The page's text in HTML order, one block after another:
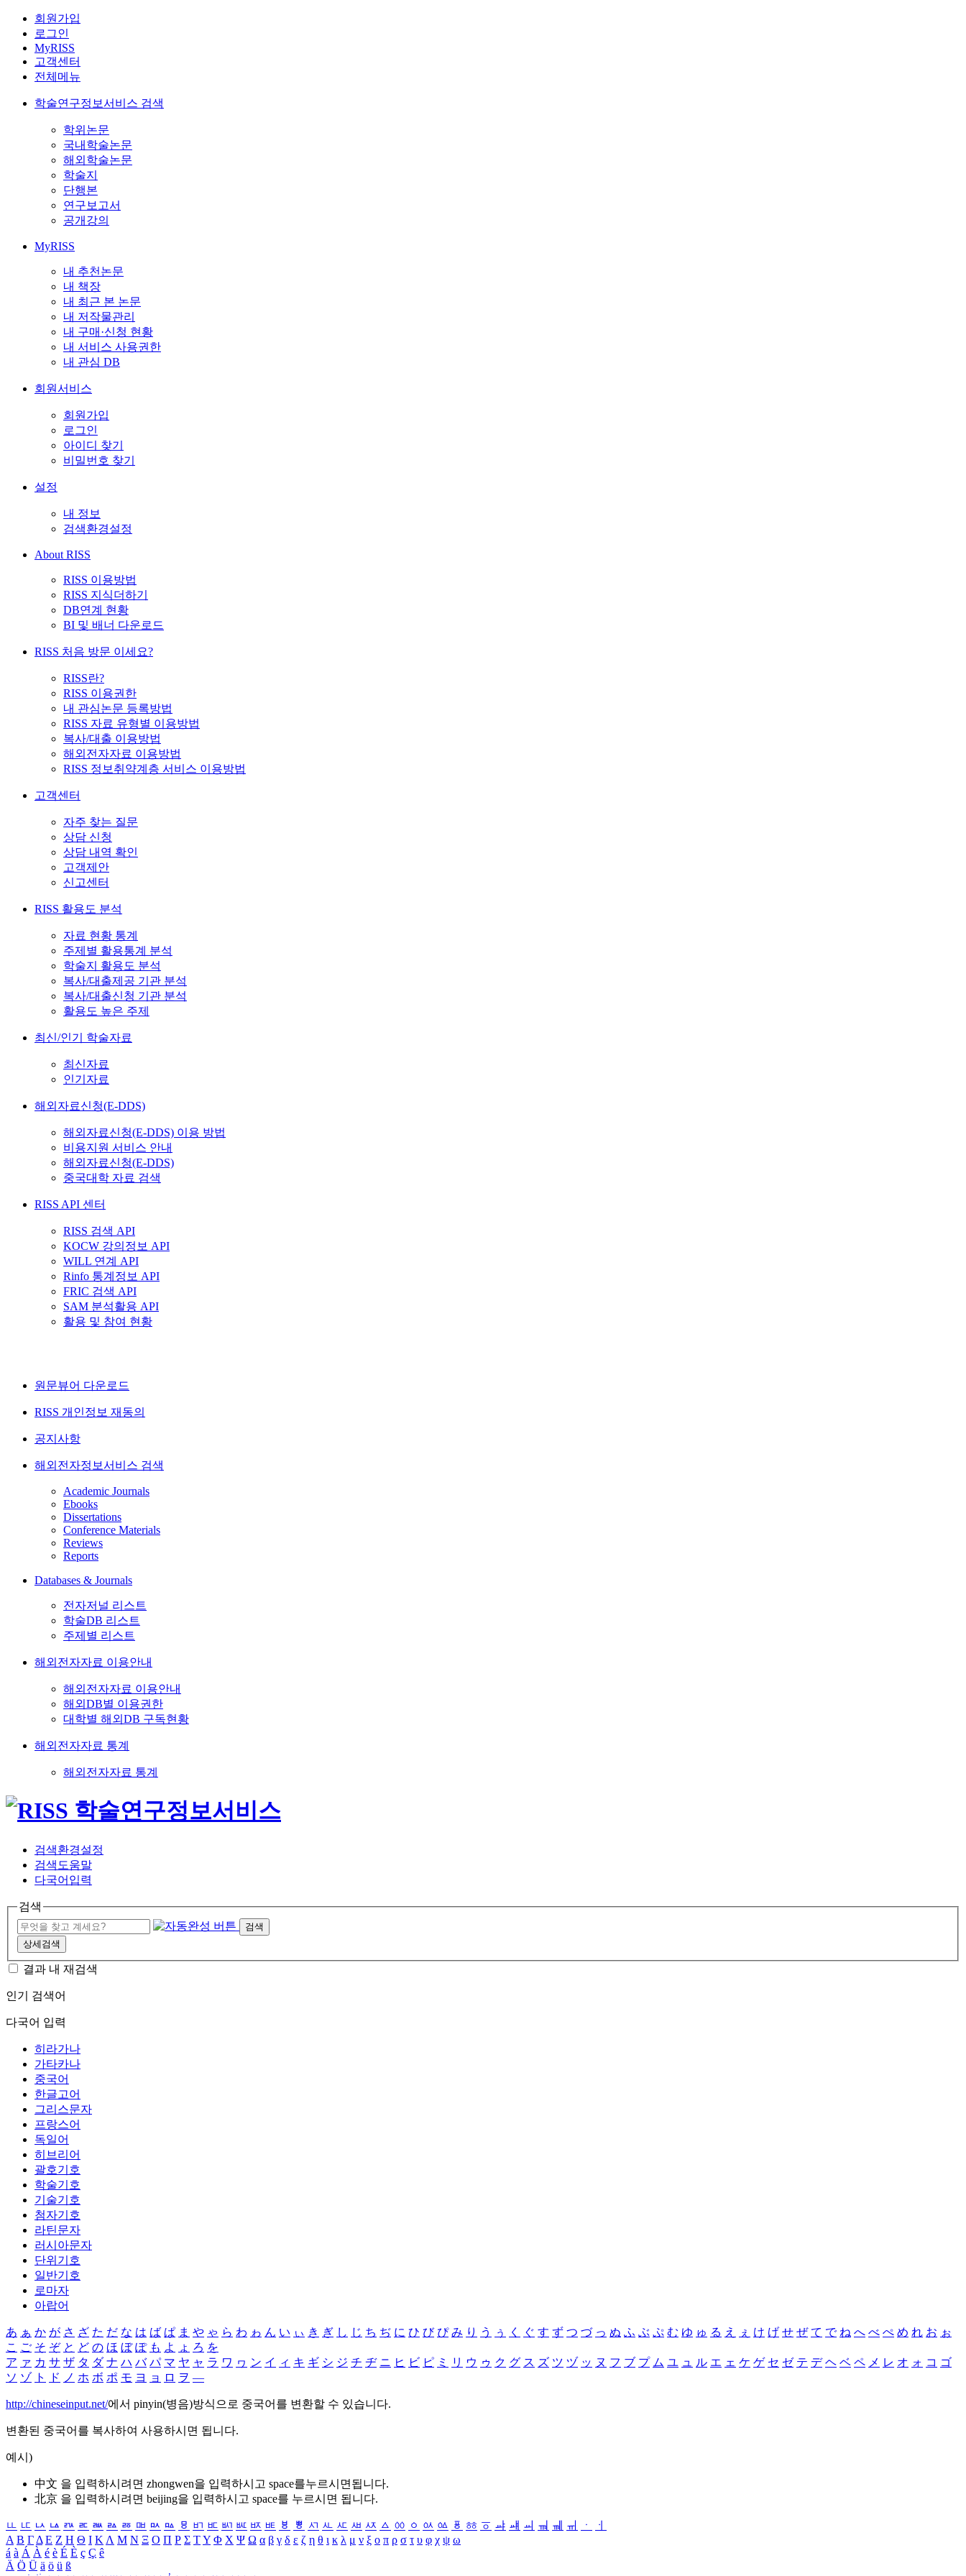
회원가입
로그인
MyRISS
고객센터
전체메뉴
학술연구정보서비스 검색
학위논문
국내학술논문
해외학술논문
학술지
단행본
연구보고서
공개강의
MyRISS
내 추천논문
내 책장
내 최근 본 논문
내 저작물관리
내 구매·신청 현황
내 서비스 사용권한
내 관심 DB
회원서비스
회원가입
로그인
아이디 찾기
비밀번호 찾기
설정
내 정보
검색환경설정
About RISS
RISS 이용방법
RISS 지식더하기
DB연계 현황
BI 및 배너 다운로드
RISS 처음 방문 이세요?
RISS란?
RISS 이용권한
내 관심논문 등록방법
RISS 자료 유형별 이용방법
복사/대출 이용방법
해외전자자료 이용방법
RISS 정보취약계층 서비스 이용방법
고객센터
자주 찾는 질문
상담 신청
상담 내역 확인
고객제안
신고센터
RISS 활용도 분석
자료 현황 통계
주제별 활용통계 분석
학술지 활용도 분석
복사/대출제공 기관 분석
복사/대출신청 기관 분석
활용도 높은 주제
최신/인기 학술자료
최신자료
인기자료
해외자료신청(E-DDS)
해외자료신청(E-DDS) 이용 방법
비용지원 서비스 안내
해외자료신청(E-DDS)
중국대학 자료 검색
RISS API 센터
RISS 검색 API
KOCW 강의정보 API
WILL 연계 API
Rinfo 통계정보 API
FRIC 검색 API
SAM 분석활용 API
활용 및 참여 현황
원문뷰어 다운로드
RISS 개인정보 재동의
공지사항
해외전자정보서비스 검색
Academic Journals
Ebooks
Dissertations
Conference Materials
Reviews
Reports
Databases & Journals
전자저널 리스트
학술DB 리스트
주제별 리스트
해외전자자료 이용안내
해외전자자료 이용안내
해외DB별 이용권한
대학별 해외DB 구독현황
해외전자자료 통계
해외전자자료 통계
검색환경설정
검색도움말
다국어입력
검색
검색
상세검색
결과 내 재검색
인기 검색어
다국어 입력
히라가나
가타카나
중국어
한글고어
그리스문자
프랑스어
독일어
히브리어
괄호기호
학술기호
기술기호
첨자기호
라틴문자
러시아문자
단위기호
일반기호
로마자
아랍어
あ ぁ か が さ ざ た だ な は ば ぱ ま や ゃ ら わ ゎ ん い ぃ き ぎ し じ ち ぢ に ひ び ぴ み り う ぅ く ぐ す ず つ づ っ ぬ ふ ぶ ぷ む ゆ ゅ る え ぇ け げ せ ぜ て で ね へ べ ぺ め れ お ぉ
こ ご そ ぞ と ど の ほ ぼ ぽ も よ ょ ろ を
ア ァ カ サ ザ タ ダ ナ ハ バ パ マ ヤ ャ ラ ワ ヮ ン イ ィ キ ギ シ ジ チ ヂ ニ ヒ ビ ピ ミ リ ウ ゥ ク グ ス ズ ツ ヅ ッ ヌ フ ブ プ ム ユ ュ ル エ ェ ケ ゲ セ ゼ テ デ ヘ ベ ペ メ レ オ ォ コ ゴ
ソ ゾ ト ド ノ ホ ボ ポ モ ヨ ョ ロ ヲ ―
http://chineseinput.net/에서 pinyin(병음)방식으로 중국어를 변환할 수 있습니다.
변환된 중국어를 복사하여 사용하시면 됩니다.
예시)
中文 을 입력하시려면 zhongwen을 입력하시고 space를누르시면됩니다.
北京 을 입력하시려면 beijing을 입력하시고 space를 누르시면 됩니다.
ㅥ ㅦ ㅧ ㅨ ㅩ ㅪ ㅫ ㅬ ㅭ ㅮ ㅯ ㅰ ㅱ ㅲ ㅳ ㅴ ㅵ ㅶ ㅷ ㅸ ㅹ ㅺ ㅻ ㅼ ㅽ ㅾ ㅿ ㆀ ㆁ ㆂ ㆃ ㆄ ㆅ ㆆ ㆇ ㆈ ㆉ ㆊ ㆋ ㆌ ㆍ
ㆎ
Α Β ΓΔ Ε Ζ Η Θ Ι ΚΛ Μ Ν Ξ Ο Π Ρ Σ ΤΥ Φ Χ Ψ Ω α β γ δ ε ζ η θ ι κ λ μ ν ξ ο π ρ σ τ υ φ χ ψ ω
á à Á À é è É È ç Ç ê
Ä Ö Ü ä ö ü ß